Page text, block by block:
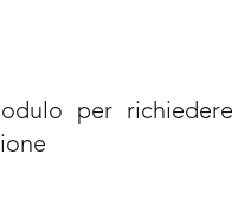
per richiedere